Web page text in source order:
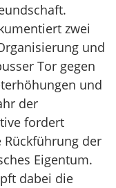
zwei
und
Tor gegen
und
der
fordert
der
Eigentum.
dabei die